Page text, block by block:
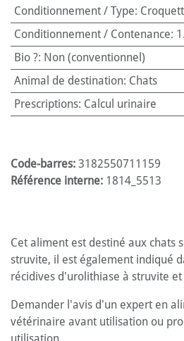
Conditionnement / Type:
Conditionnement / Contenance:
Bio ?: Non (conventionnel)
Animal de destination: Chats
Prescriptions: Calcul urinaire
Code-barres: 3182550711159
Référence interne: 1814_5513
Cet aliment est destiné aux chats
struvite, il est également indiqué
récidives d'urolithiase à struvite
Demander l'avis d'un expert en
vétérinaire avant utilisation ou
utilisation.